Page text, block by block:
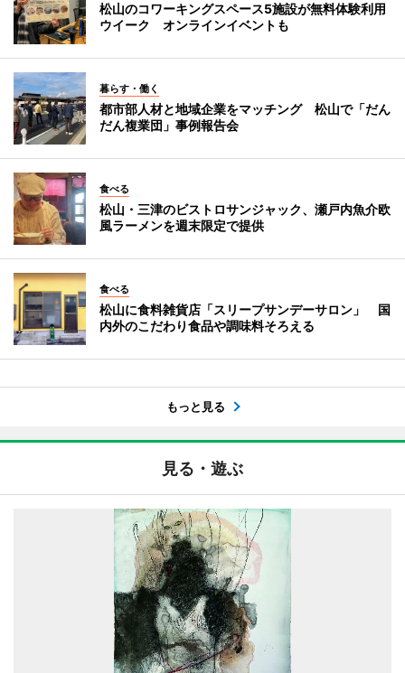
松山のコワーキングスペース5施設が無料体験利用
ウイーク オンラインイベントも
暮らす・働く
都市部人材と地域企業をマッチング 松山で「だん
だん複業団」事例報告会
食べる
松山・三津のビストロサンジャック、瀬戸内魚介欧
風ラーメンを週末限定で提供
食べる
松山に食料雑貨店「スリープサンデーサロン」 国
内外のこだわり食品や調味料そろえる
もっと見る
見る・遊ぶ